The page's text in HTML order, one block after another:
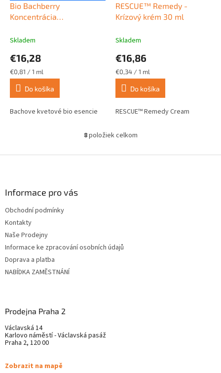
Bio Bachberry
Koncentrácia
Skladem
€16,28
Jednotková
cena:
€0,81 / 1 ml
Do košíka
Bachove kvetové bio esencie
RESCUE™ Remedy -
Krízový krém 30 ml
Skladem
€16,86
Jednotková
cena:
€0,34 / 1 ml
Do košíka
RESCUE™ Remedy Cream
O
l
v
k
8položiek celkom
Informace pro vás
Obchodní podmínky
Kontakty
Naše Prodejny
Informace ke zpracování osobních údajů
Doprava a platba
NABÍDKA ZAMĚSTNÁNÍ
Prodejna Praha 2
Václavská 14
Karlovo náměstí - Václavská pasáž
Praha 2, 120 00
Zobrazit na mapě